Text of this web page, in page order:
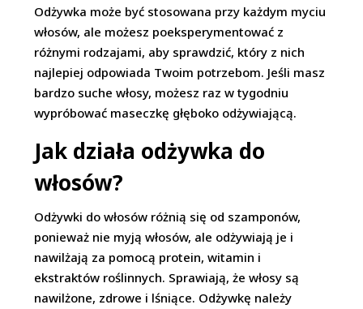
Odżywka może być stosowana przy każdym myciu
włosów, ale możesz poeksperymentować z
różnymi rodzajami, aby sprawdzić, który z nich
najlepiej odpowiada Twoim potrzebom. Jeśli masz
bardzo suche włosy, możesz raz w tygodniu
wypróbować maseczkę głęboko odżywiającą.
Jak działa odżywka do
włosów?
Odżywki do włosów różnią się od szamponów,
ponieważ nie myją włosów, ale odżywiają je i
nawilżają za pomocą protein, witamin i
ekstraktów roślinnych. Sprawiają, że włosy są
nawilżone, zdrowe i lśniące. Odżywkę należy